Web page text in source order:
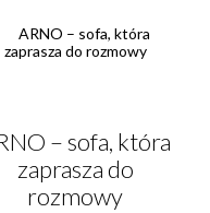
– sofa, która
zaprasza do
rozmowy